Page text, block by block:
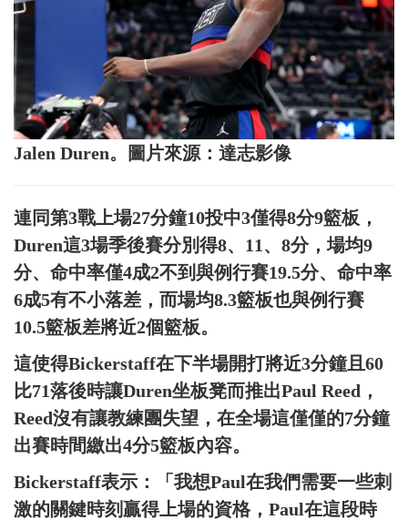
Jalen Duren。圖片來源：達志影像
連同第3戰上場27分鐘10投中3僅得8分9籃板，
Duren這3場季後賽分別得8、11、8分，場均9
分、命中率僅4成2不到與例行賽19.5分、命中率
6成5有不小落差，而場均8.3籃板也與例行賽
10.5籃板差將近2個籃板。
這使得Bickerstaff在下半場開打將近3分鐘且60
比71落後時讓Duren坐板凳而推出Paul Reed，
Reed沒有讓教練團失望，在全場這僅僅的7分鐘
出賽時間繳出4分5籃板內容。
Bickerstaff表示：「我想Paul在我們需要一些刺
激的關鍵時刻贏得上場的資格，Paul在這段時